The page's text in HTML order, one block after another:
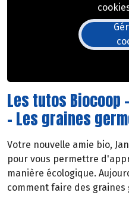
Les tutos Biocoop
- Les graines
Votre nouvelle amie bio,
pour vous permettre
manière écologique.
comment faire des graines